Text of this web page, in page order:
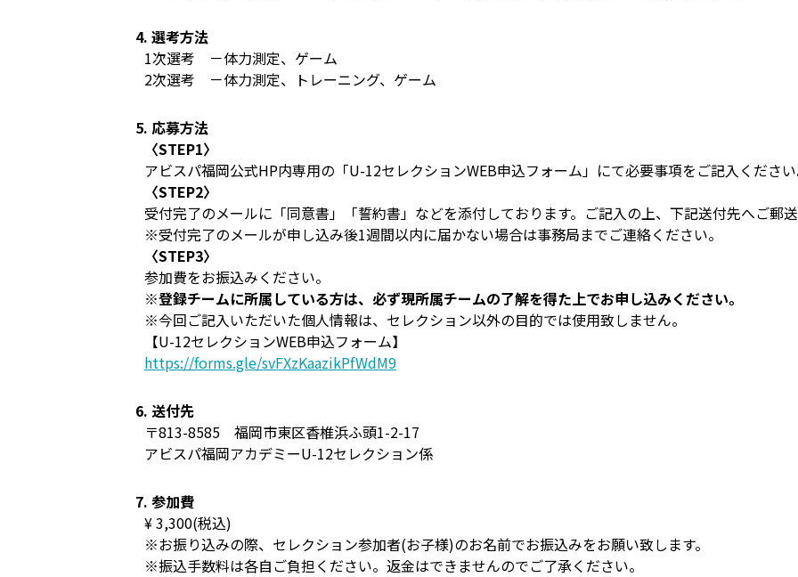
4. 選考方法
1次選考 －体力測定、ゲーム
2次選考 －体力測定、トレーニング、ゲーム
5. 応募方法
〈STEP1〉
アビスパ福岡公式HP内専用の「U-12セレクションWEB申込フォーム」にて必要事項をご記入ください
〈STEP2〉
受付完了のメールに「同意書」「誓約書」などを添付しております。ご記入の上、下記送付先へご郵送
※受付完了のメールが申し込み後1週間以内に届かない場合は事務局までご連絡ください。
〈STEP3〉
参加費をお振込みください。
※登録チームに所属している方は、必ず現所属チームの了解を得た上でお申し込みください。
※今回ご記入いただいた個人情報は、セレクション以外の目的では使用致しません。
【U-12セレクションWEB申込フォーム】
https://forms.gle/svFXzKaazikPfWdM9
6. 送付先
〒813-8585 福岡市東区香椎浜ふ頭1-2-17
アビスパ福岡アカデミーU-12セレクション係
7. 参加費
¥ 3,300(税込)
※お振り込みの際、セレクション参加者(お子様)のお名前でお振込みをお願い致します。
※振込手数料は各自ご負担ください。返金はできませんのでご了承ください。